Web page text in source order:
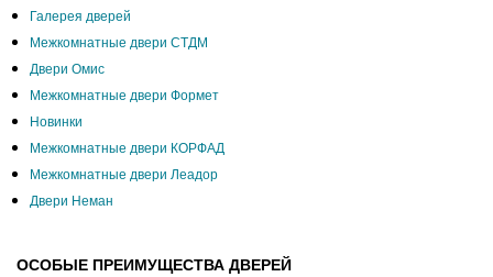
Галерея дверей
Межкомнатные двери СТДМ
Двери Омис
Межкомнатные двери Формет
Новинки
Межкомнатные двери КОРФАД
Межкомнатные двери Леадор
Двери Неман
ОСОБЫЕ ПРЕИМУЩЕСТВА ДВЕРЕЙ